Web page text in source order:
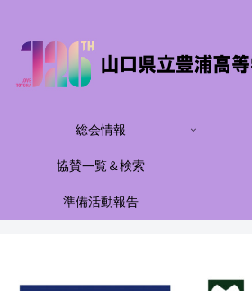
総会情報
協賛一覧＆検索
準備活動報告